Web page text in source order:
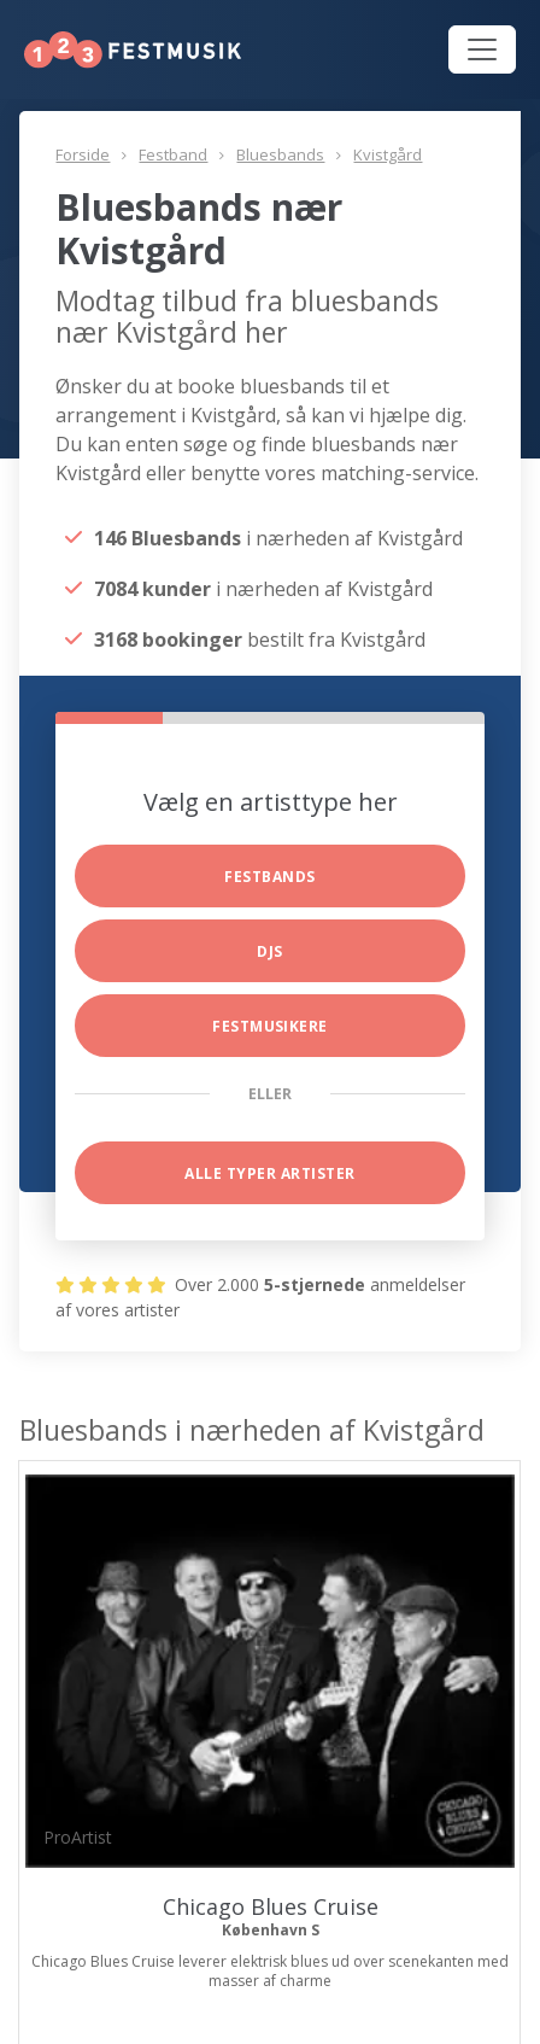
Forside Festband Bluesbands Kvistgård
Bluesbands nær
Kvistgård
Modtag tilbud fra bluesbands
nær Kvistgård her
Ønsker du at booke bluesbands til et
arrangement i Kvistgård, så kan vi hjælpe dig.
Du kan enten søge og finde bluesbands nær
Kvistgård eller benytte vores matching-service.
146 Bluesbands i nærheden af Kvistgård
7084 kunder i nærheden af Kvistgård
3168 bookinger bestilt fra Kvistgård
Vælg en artisttype her
FESTBANDS
DJS
FESTMUSIKERE
ELLER
ALLE TYPER ARTISTER
Over 2.0005-stjernede anmeldelser
af vores artister
Bluesbands i nærheden af Kvistgård
ProArtist
Chicago Blues Cruise
København S
Chicago Blues Cruise leverer elektrisk blues ud over scenekanten med
masser af charme